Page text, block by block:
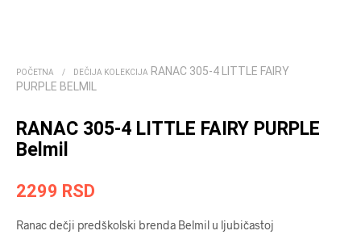
POČETNA / DEČIJA KOLEKCIJA RANAC 305-4 LITTLE FAIRY
PURPLE BELMIL
RANAC 305-4 LITTLE FAIRY PURPLE
Belmil
2299 RSD
Ranac dečji predškolski brenda Belmil u ljubičastoj